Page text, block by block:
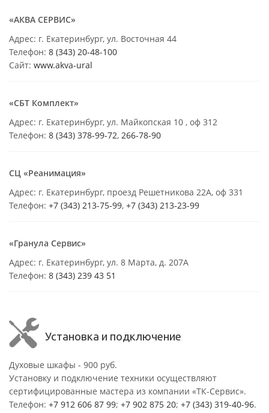
«АКВА СЕРВИС»
Адрес: г. Екатеринбург, ул. Восточная 44
Телефон: 8 (343) 20-48-100
Сайт: www.akva-ural
«СБТ Комплект»
Адрес: г. Екатеринбург, ул. Майкопская 10 , оф 312
Телефон: 8 (343) 378-99-72, 266-78-90
СЦ «Реанимация»
Адрес: г. Екатеринбург, проезд Решетникова 22А, оф 331
Телефон: +7 (343) 213-75-99, +7 (343) 213-23-99
«Гранула Сервис»
Адрес: г. Екатеринбург, ул. 8 Марта, д. 207А
Телефон: 8 (343) 239 43 51
Установка и подключение
Духовые шкафы - 900 руб.
Установку и подключение техники осуществляют
сертифицированные мастера из компании «ТК-Сервис».
Телефон: +7 912 606 87 99; +7 902 875 20; +7 (343) 319-40-96.